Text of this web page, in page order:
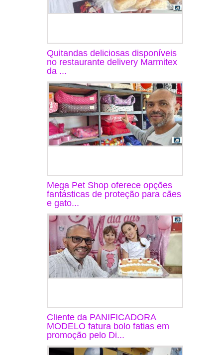
Quitandas deliciosas disponíveis
no restaurante delivery Marmitex
da ...
Mega Pet Shop oferece opções
fantásticas de proteção para cães
e gato...
Cliente da PANIFICADORA
MODELO fatura bolo fatias em
promoção pelo Di...